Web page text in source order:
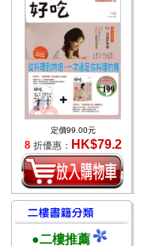
定價99.00元
8 折優惠： HK$79.2
●二樓推薦